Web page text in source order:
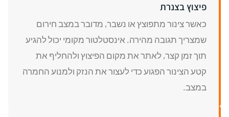
פיצוץ בצנרת
כאשר צינור מתפוצץ או נשבר, מדובר במצב חירום
שמצריך תגובה מהירה. אינסטלטור מקומי יכול להגיע
תוך זמן קצר, לאתר את מקום הפיצוץ ולהחליף את
קטע הצינור הפגוע כדי לעצור את הנזק ולמנוע החמרה
במצב.